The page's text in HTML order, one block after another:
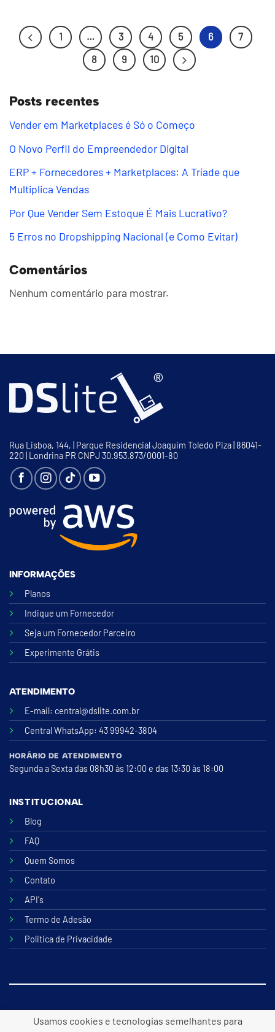
1 … 3 4 5 6
7
8
9 10
Posts recentes
Vender em Marketplaces é Só o Começo
O Novo Perfil do Empreendedor Digital
ERP + Fornecedores + Marketplaces: A Tríade que
Multiplica Vendas
Por Que Vender Sem Estoque É Mais Lucrativo?
5 Erros no Dropshipping Nacional (e Como Evitar)
Comentários
Nenhum comentário para mostrar.
Rua Lisboa, 144, | Parque Residencial Joaquim Toledo Piza | 86041-
220 | Londrina PR CNPJ 30.953.873/0001-80
INFORMAÇÕES
Planos
Indique um Fornecedor
Seja um Fornecedor Parceiro
Experimente Grátis
ATENDIMENTO
E-mail: central@dslite.com.br
Central WhatsApp: 43 99942-3804
HORÁRIO DE ATENDIMENTO
Segunda a Sexta das 08h30 às 12:00 e das 13:30 às 18:00
INSTITUCIONAL
Blog
FAQ
Quem Somos
Contato
API's
Termo de Adesão
Politica de Privacidade
© 2026 B2lite Tecnologia Online
Usamos cookies e tecnologias semelhantes para